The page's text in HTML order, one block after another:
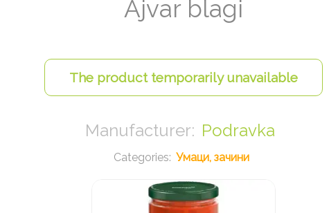
Ajvar blagi
Podravka
Умаци, зачини